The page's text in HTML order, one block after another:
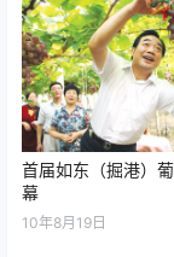
首届如东（掘港）
幕
10年8月19日